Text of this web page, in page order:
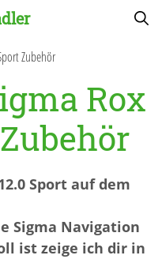
Zubehör
Rox
Sport auf dem
Sigma Navigation
ist zeige ich dir in